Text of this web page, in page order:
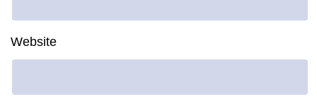
Website